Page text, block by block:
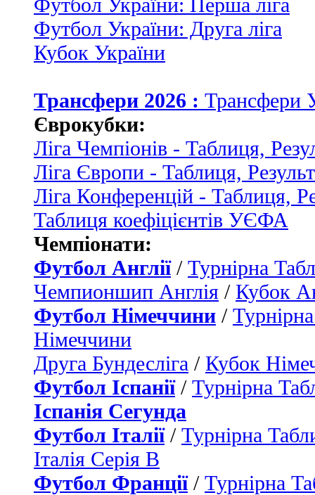
Футбол України: Друга ліга
Кубок України
Трансфери 2026 : Трансфери
Єврокубки:
Ліга Чемпіонів - Таблиця,
Ліга Європи - Таблиця,
Ліга Конференцій - Таблиця,
Таблиця коефіцієнтів УЄФА
Чемпіонати:
Футбол Англії/ Турнірна
Чемпионшип Англія / Кубок
Футбол Німеччини /
Німеччини
Друга Бундесліга / Кубок
Футбол Іспанії/ Турнірна
Іспанія Сегунда
Футбол Італії/ Турнірна
Італія Серія B
Футбол Франції/ Турнірна